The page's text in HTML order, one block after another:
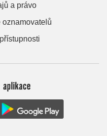
a právo
oznamovatelů
aplikace